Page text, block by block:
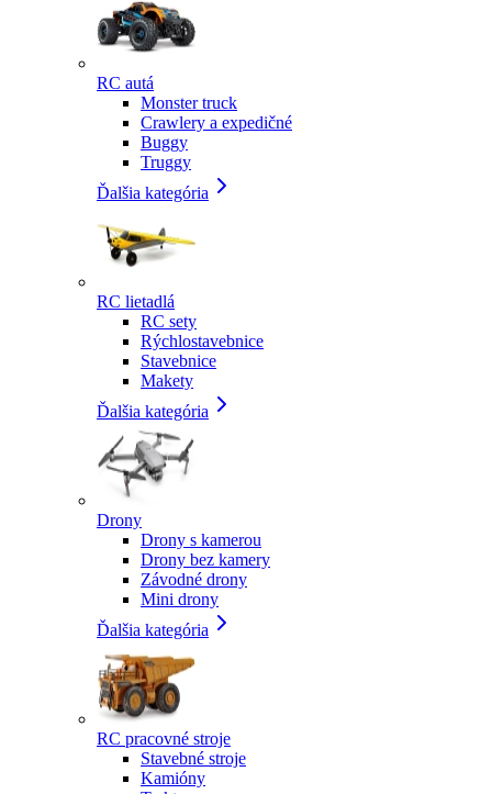
RC autá
Monster truck
Crawlery a expedičné
Buggy
Truggy
Ďalšia kategória
RC lietadlá
RC sety
Rýchlostavebnice
Stavebnice
Makety
Ďalšia kategória
Drony
Drony s kamerou
Drony bez kamery
Závodné drony
Mini drony
Ďalšia kategória
RC pracovné stroje
Stavebné stroje
Kamióny